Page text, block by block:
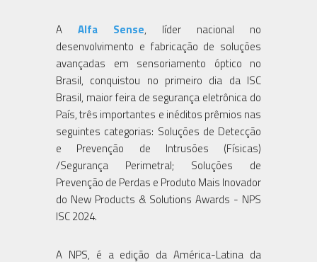
A Alfa Sense, líder nacional no
desenvolvimento e fabricação de soluções
avançadas em sensoriamento óptico no
Brasil, conquistou no primeiro dia da ISC
Brasil, maior feira de segurança eletrônica do
País, três importantes e inéditos prêmios nas
seguintes categorias: Soluções de Detecção
e Prevenção de Intrusões (Físicas)
/Segurança Perimetral; Soluções de
Prevenção de Perdas e Produto Mais Inovador
do New Products & Solutions Awards - NPS
ISC 2024.
A NPS, é a edição da América-Latina da